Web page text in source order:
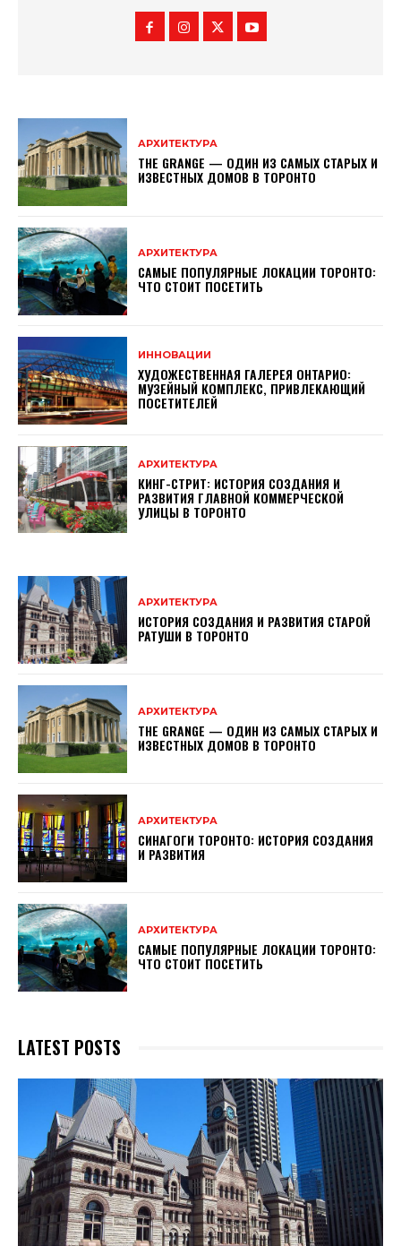
АРХИТЕКТУРА
THE GRANGE — ОДИН ИЗ САМЫХ СТАРЫХ И
ИЗВЕСТНЫХ ДОМОВ В ТОРОНТО
АРХИТЕКТУРА
САМЫЕ ПОПУЛЯРНЫЕ ЛОКАЦИИ ТОРОНТО:
ЧТО СТОИТ ПОСЕТИТЬ
ИННОВАЦИИ
ХУДОЖЕСТВЕННАЯ ГАЛЕРЕЯ ОНТАРИО:
МУЗЕЙНЫЙ КОМПЛЕКС, ПРИВЛЕКАЮЩИЙ
ПОСЕТИТЕЛЕЙ
АРХИТЕКТУРА
КИНГ-СТРИТ: ИСТОРИЯ СОЗДАНИЯ И
РАЗВИТИЯ ГЛАВНОЙ КОММЕРЧЕСКОЙ
УЛИЦЫ В ТОРОНТО
АРХИТЕКТУРА
ИСТОРИЯ СОЗДАНИЯ И РАЗВИТИЯ СТАРОЙ
РАТУШИ В ТОРОНТО
АРХИТЕКТУРА
THE GRANGE — ОДИН ИЗ САМЫХ СТАРЫХ И
ИЗВЕСТНЫХ ДОМОВ В ТОРОНТО
АРХИТЕКТУРА
СИНАГОГИ ТОРОНТО: ИСТОРИЯ СОЗДАНИЯ
И РАЗВИТИЯ
АРХИТЕКТУРА
САМЫЕ ПОПУЛЯРНЫЕ ЛОКАЦИИ ТОРОНТО:
ЧТО СТОИТ ПОСЕТИТЬ
LATEST POSTS